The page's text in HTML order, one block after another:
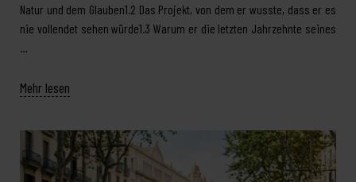
Natur und dem Glauben1.2 Das Projekt, von dem er wusste, dass er es
nie vollendet sehen würde1.3 Warum er die letzten Jahrzehnte seines
…
Mehr lesen